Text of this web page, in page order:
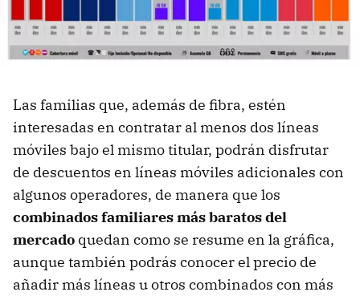
Las familias que, además de fibra, estén
interesadas en contratar al menos dos líneas
móviles bajo el mismo titular, podrán disfrutar
de descuentos en líneas móviles adicionales con
algunos operadores, de manera que los
combinados familiares más baratos del
mercado quedan como se resume en la gráfica,
aunque también podrás conocer el precio de
añadir más líneas u otros combinados con más